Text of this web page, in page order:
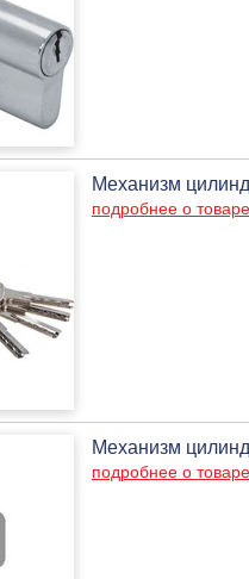
Механизм
подробнее о товаре
Механизм
подробнее о товаре